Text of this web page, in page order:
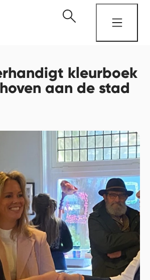
kleurboek
aan de stad